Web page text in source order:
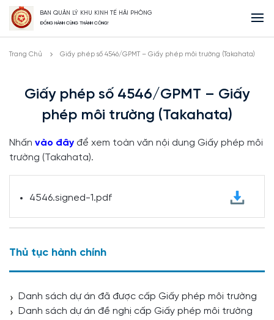
BAN QUẢN LÝ KHU KINH TẾ HẢI PHÒNG
ĐỒNG HÀNH CÙNG THÀNH CÔNG!
Trang Chủ Giấy phép số 4546/GPMT – Giấy phép môi trường (Takahata)
Giấy phép số 4546/GPMT – Giấy
phép môi trường (Takahata)
Nhấn vào đây để xem toàn văn nội dung Giấy phép môi
trường (Takahata).
4546.signed-1.pdf
Thủ tục hành chính
Danh sách dự án đã được cấp Giấy phép môi trường
Danh sách dự án đề nghị cấp Giấy phép môi trường